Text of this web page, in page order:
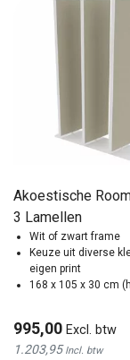
Akoestische
3 Lamellen
Wit of zwart frame
Keuze uit diverse
eigen print
168 x 105 x 30 cm
995,00 Excl. btw
1.203,95Incl. btw